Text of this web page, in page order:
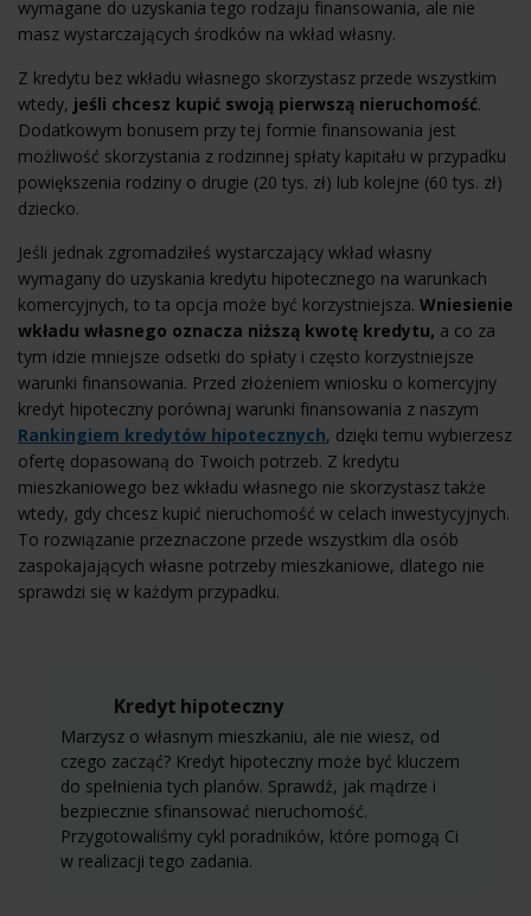
wymagane do uzyskania tego rodzaju finansowania, ale nie
masz wystarczających środków na wkład własny.
Z kredytu bez wkładu własnego skorzystasz przede wszystkim
wtedy, jeśli chcesz kupić swoją pierwszą nieruchomość.
Dodatkowym bonusem przy tej formie finansowania jest
możliwość skorzystania z rodzinnej spłaty kapitału w przypadku
powiększenia rodziny o drugie (20 tys. zł) lub kolejne (60 tys. zł)
dziecko.
Jeśli jednak zgromadziłeś wystarczający wkład własny
wymagany do uzyskania kredytu hipotecznego na warunkach
komercyjnych, to ta opcja może być korzystniejsza. Wniesienie
wkładu własnego oznacza niższą kwotę kredytu, a co za
tym idzie mniejsze odsetki do spłaty i często korzystniejsze
warunki finansowania. Przed złożeniem wniosku o komercyjny
kredyt hipoteczny porównaj warunki finansowania z naszym
Rankingiem kredytów hipotecznych, dzięki temu wybierzesz
ofertę dopasowaną do Twoich potrzeb. Z kredytu
mieszkaniowego bez wkładu własnego nie skorzystasz także
wtedy, gdy chcesz kupić nieruchomość w celach inwestycyjnych.
To rozwiązanie przeznaczone przede wszystkim dla osób
zaspokajających własne potrzeby mieszkaniowe, dlatego nie
sprawdzi się w każdym przypadku.
Kredyt hipoteczny
Marzysz o własnym mieszkaniu, ale nie wiesz, od
czego zacząć? Kredyt hipoteczny może być kluczem
do spełnienia tych planów. Sprawdź, jak mądrze i
bezpiecznie sfinansować nieruchomość.
Przygotowaliśmy cykl poradników, które pomogą Ci
w realizacji tego zadania.